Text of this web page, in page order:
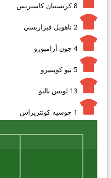
8 كريستيان كاسيريس
2 ناهويل فيراريسي
4 جون أرامبورو
5 ثيو كوينتيرو
13 لويس بالبو
1 خوسيه كونتريراس